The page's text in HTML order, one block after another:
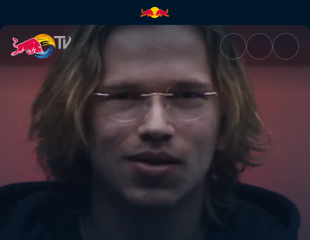
Топиас Topson